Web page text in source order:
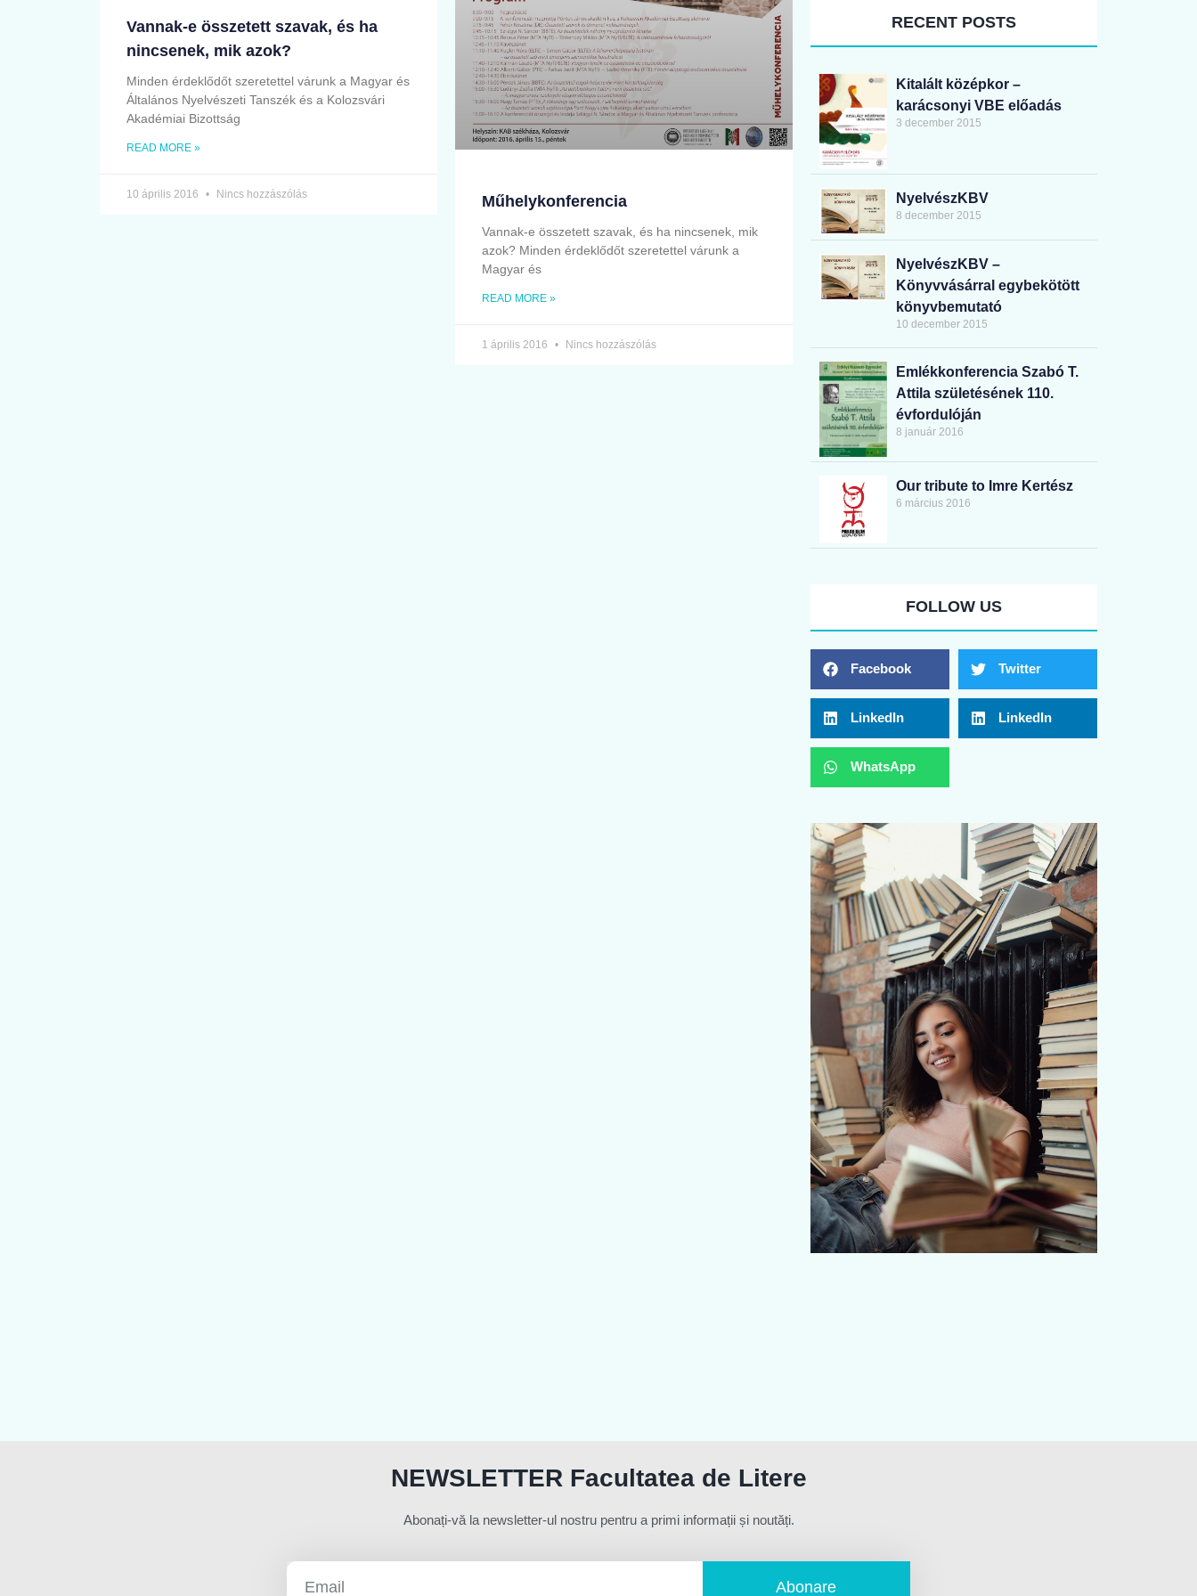
Vannak-e összetett szavak, és ha
nincsenek, mik azok?
Minden érdeklődőt szeretettel várunk a Magyar és
Általános Nyelvészeti Tanszék és a Kolozsvári
Akadémiai Bizottság
READ MORE »
10 április 2016 Nincs hozzászólás Műhelykonferencia
Vannak-e összetett szavak, és ha nincsenek, mik
azok? Minden érdeklődőt szeretettel várunk a
Magyar és
READ MORE »
1 április 2016 Nincs hozzászólás
RECENT POSTS
Kitalált középkor –
karácsonyi VBE előadás
3 december 2015
NyelvészKBV
8 december 2015
NyelvészKBV –
Könyvvásárral egybekötött
könyvbemutató
10 december 2015
Emlékkonferencia Szabó T.
Attila születésének 110.
évfordulóján
8 január 2016
Our tribute to Imre Kertész
6 március 2016
FOLLOW US
Facebook Twitter
LinkedIn LinkedIn
WhatsApp
NEWSLETTER Facultatea de Litere
Abonați-vă la newsletter-ul nostru pentru a primi informații și noutăți.
Abonare